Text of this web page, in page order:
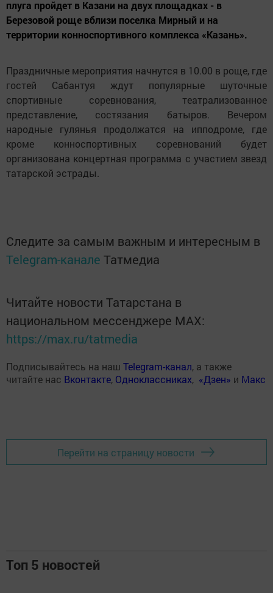
плуга пройдет в Казани на двух площадках - в
Березовой роще вблизи поселка Мирный и на
территории конноспортивного комплекса «Казань».
Праздничные мероприятия начнутся в 10.00 в роще, где
гостей Сабантуя ждут популярные шуточные
спортивные соревнования, театрализованное
представление, состязания батыров. Вечером
народные гулянья продолжатся на ипподроме, где
кроме конноспортивных соревнований будет
организована концертная программа с участием звезд
татарской эстрады.
Следите за самым важным и интересным в
Telegram-канале Татмедиа
Читайте новости Татарстана в
национальном мессенджере MАХ:
https://max.ru/tatmedia
Подписывайтесь на наш Telegram-канал, а также
читайте нас Вконтакте, Одноклассниках, «Дзен» и Макс
Перейти на страницу новости
Топ 5 новостей